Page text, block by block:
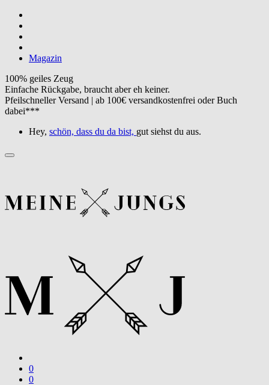
Magazin
100% geiles Zeug
Einfache Rückgabe, braucht aber eh keiner.
Pfeilschneller Versand | ab 100€ versandkostenfrei oder Buch
dabei***
Hey, schön, dass du da bist, gut siehst du aus.
0
0